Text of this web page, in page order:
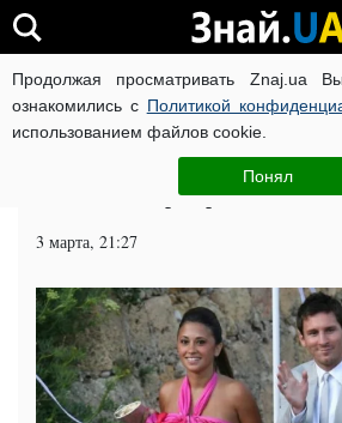
Продолжая просматривать Znaj.ua
ознакомились с Политикой
использованием файлов cookie.
Понял
ВОЙНА РОССИИ ПРОТИВ
Месси во второй раз станет
3 марта, 21:27